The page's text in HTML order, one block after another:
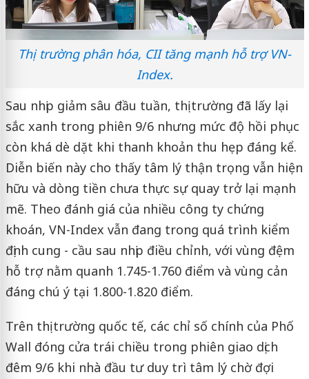
Thị trường phân hóa, CII tăng mạnh hỗ trợ VN-
Index.
Sau nhịp giảm sâu đầu tuần, thị trường đã lấy lại
sắc xanh trong phiên 9/6 nhưng mức độ hồi phục
còn khá dè dặt khi thanh khoản thu hẹp đáng kể.
Diễn biến này cho thấy tâm lý thận trọng vẫn hiện
hữu và dòng tiền chưa thực sự quay trở lại mạnh
mẽ. Theo đánh giá của nhiều công ty chứng
khoán, VN-Index vẫn đang trong quá trình kiểm
định cung - cầu sau nhịp điều chỉnh, với vùng đệm
hỗ trợ nằm quanh 1.745-1.760 điểm và vùng cản
đáng chú ý tại 1.800-1.820 điểm.
Trên thị trường quốc tế, các chỉ số chính của Phố
Wall đóng cửa trái chiều trong phiên giao dịch
đêm 9/6 khi nhà đầu tư duy trì tâm lý chờ đợi